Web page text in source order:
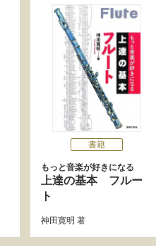
書籍
もっと音楽が好きになる
上達の基本 フルー
ト
神田寛明 著